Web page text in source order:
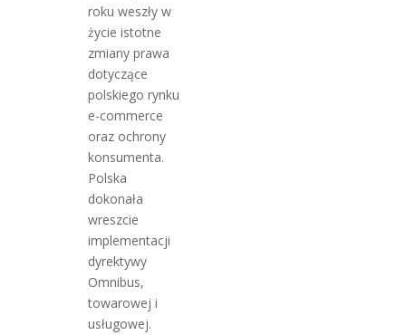
roku weszły w
życie istotne
zmiany prawa
dotyczące
polskiego rynku
e-commerce
oraz ochrony
konsumenta.
Polska
dokonała
wreszcie
implementacji
dyrektywy
Omnibus,
towarowej i
usługowej.